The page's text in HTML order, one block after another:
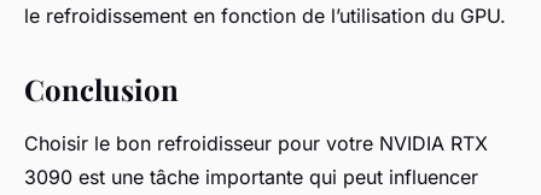
le refroidissement en fonction de l’utilisation du GPU.
Conclusion
Choisir le bon refroidisseur pour votre NVIDIA RTX
3090 est une tâche importante qui peut influencer